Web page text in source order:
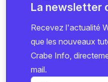
La newsletter
Recevez l'actualité
que les nouveaux
Crabe Info,
mail.